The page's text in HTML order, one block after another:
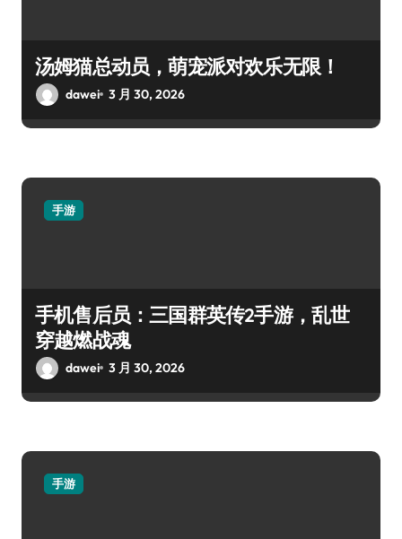
汤姆猫总动员，萌宠派对欢乐无限！
dawei 3 月 30, 2026
手游
手机售后员：三国群英传2手游，乱世
穿越燃战魂
dawei 3 月 30, 2026
手游